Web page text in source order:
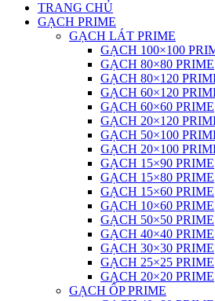
TRANG CHỦ
GẠCH PRIME
GẠCH LÁT PRIME
GẠCH 100×100
GẠCH 80×80 PRIME
GẠCH 80×120
GẠCH 60×120
GẠCH 60×60 PRIME
GẠCH 20×120
GẠCH 50×100
GẠCH 20×100
GẠCH 15×90 PRIME
GẠCH 15×80 PRIME
GẠCH 15×60 PRIME
GẠCH 10×60 PRIME
GẠCH 50×50 PRIME
GẠCH 40×40 PRIME
GẠCH 30×30 PRIME
GẠCH 25×25 PRIME
GẠCH 20×20 PRIME
GẠCH ỐP PRIME